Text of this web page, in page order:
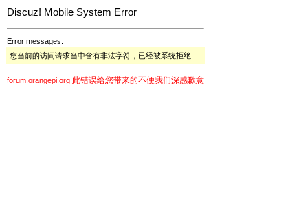
Discuz! Mobile System Error
Error messages:
您当前的访问请求当中含有非法字符，已经被系统拒绝
forum.orangepi.org 此错误给您带来的不便我们深感歉意